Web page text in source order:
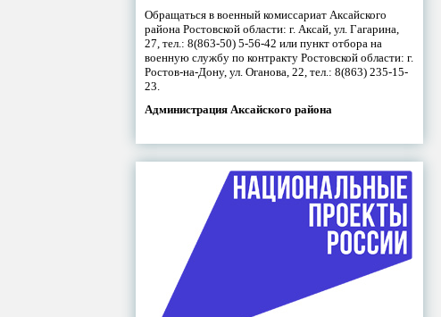
Обращаться в военный комиссариат Аксайского
района Ростовской области: г. Аксай, ул. Гагарина,
27, тел.: 8(863-50) 5-56-42 или пункт отбора на
военную службу по контракту Ростовской области: г.
Ростов-на-Дону, ул. Оганова, 22, тел.: 8(863) 235-15-
23.
Администрация Аксайского района